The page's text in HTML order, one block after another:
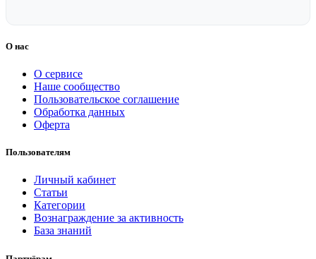
О нас
О сервисе
Наше сообщество
Пользовательское соглашение
Обработка данных
Оферта
Пользователям
Личный кабинет
Статьи
Категории
Вознаграждение за активность
База знаний